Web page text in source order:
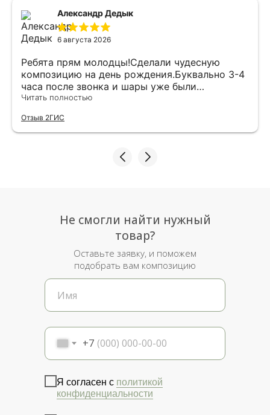
Александр Дедык
6 августа 2026
Ребята прям молодцы!Сделали чудесную
композицию на день рождения.Буквально 3-4
часа после звонка и шары уже были
доставлены мне по адресу.Качество
рада.
Читать полностью
Отзыв 2ГИС
+7
Я согласен с политикой
конфиденциальности
Не смогли найти нужный
товар?
Оставьте заявку, и поможем
подобрать вам композицию